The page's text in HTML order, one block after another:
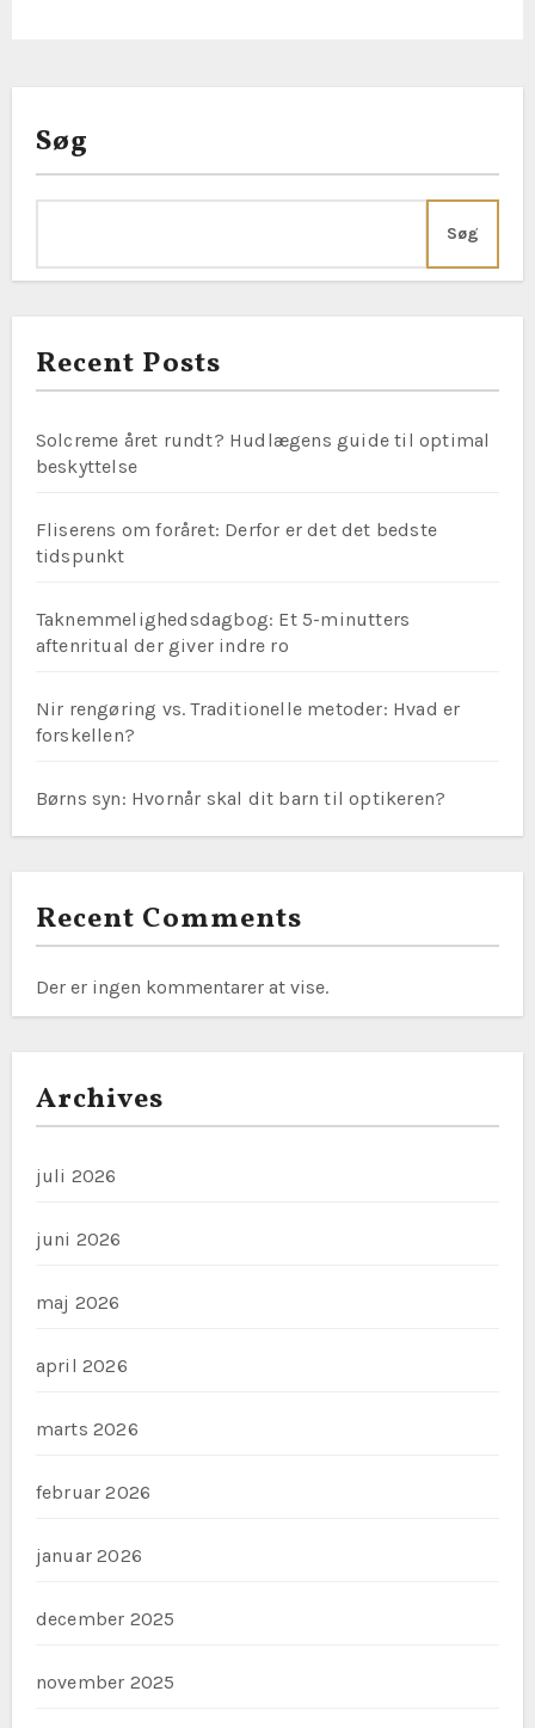
Søg
Søg
Recent Posts
Solcreme året rundt? Hudlægens guide til optimal
beskyttelse
Fliserens om foråret: Derfor er det det bedste
tidspunkt
Taknemmelighedsdagbog: Et 5-minutters
aftenritual der giver indre ro
Nir rengøring vs. Traditionelle metoder: Hvad er
forskellen?
Børns syn: Hvornår skal dit barn til optikeren?
Recent Comments
Der er ingen kommentarer at vise.
Archives
juli 2026
juni 2026
maj 2026
april 2026
marts 2026
februar 2026
januar 2026
december 2025
november 2025